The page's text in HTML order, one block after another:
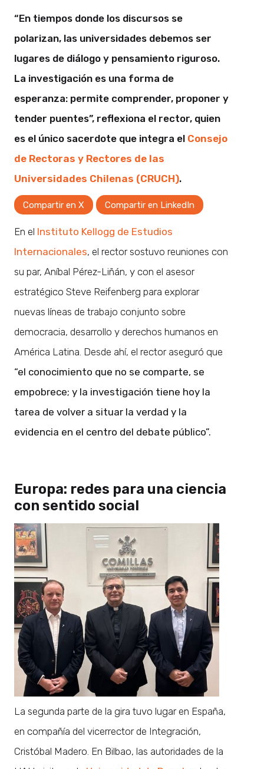
“En tiempos donde los discursos se
polarizan, las universidades debemos ser
lugares de diálogo y pensamiento riguroso.
La investigación es una forma de
esperanza: permite comprender, proponer y
tender puentes”, reflexiona el rector, quien
es el único sacerdote que integra el Consejo
de Rectoras y Rectores de las
Universidades Chilenas (CRUCH).
Compartir en X Compartir en LinkedIn
En el Instituto Kellogg de Estudios
Internacionales, el rector sostuvo reuniones con
su par, Aníbal Pérez-Liñán, y con el asesor
estratégico Steve Reifenberg para explorar
nuevas líneas de trabajo conjunto sobre
democracia, desarrollo y derechos humanos en
América Latina. Desde ahí, el rector aseguró que
“el conocimiento que no se comparte, se
empobrece; y la investigación tiene hoy la
tarea de volver a situar la verdad y la
evidencia en el centro del debate público”.
Europa: redes para una ciencia
con sentido social
La segunda parte de la gira tuvo lugar en España,
en compañía del vicerrector de Integración,
Cristóbal Madero. En Bilbao, las autoridades de la